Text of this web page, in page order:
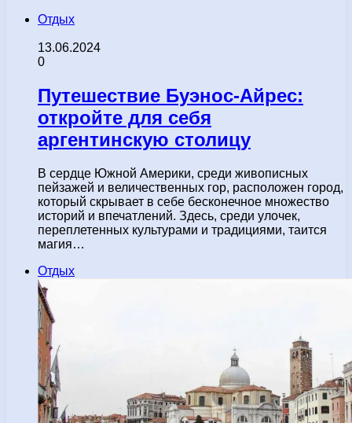
Отдых
13.06.2024
0
Путешествие Буэнос-Айрес:
откройте для себя
аргентинскую столицу
В сердце Южной Америки, среди живописных
пейзажей и величественных гор, расположен город,
который скрывает в себе бесконечное множество
историй и впечатлений. Здесь, среди улочек,
переплетенных культурами и традициями, таится
магия…
Отдых